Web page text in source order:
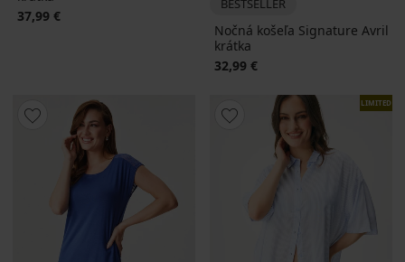
37,99 €
Nočná košeľa Signature Avril
krátka
32,99 €
LIMITED